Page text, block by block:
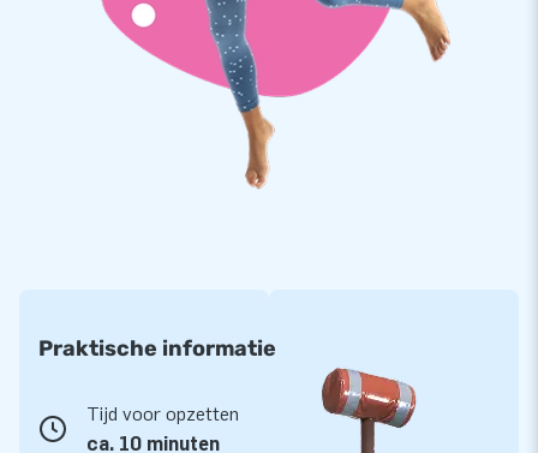
Praktische informatie
Tijd voor opzetten
ca. 10 minuten